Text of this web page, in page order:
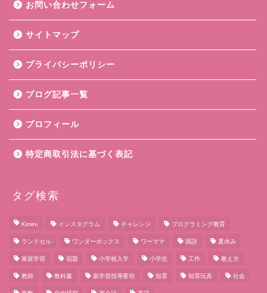
お問い合わせフォーム
サイトマップ
プライバシーポリシー
ブログ記事一覧
プロフィール
特定商取引法に基づく表記
タグ検索
Kimini インスタグラム チャレンジ プログラミング教育
ランドセル ワンダーボックス ワーママ 国語 夏休み
家庭学習 宿題 小学校入学 小学生 工作 教え方
教師 教科書 新学習指導要領 知育 知育玩具 社会
学校のお悩み
勉強のお悩み